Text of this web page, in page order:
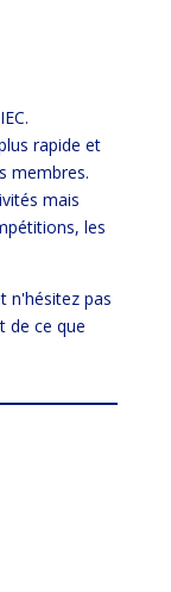
rapide et
membres.
mais
les
n'hésitez pas
de ce que